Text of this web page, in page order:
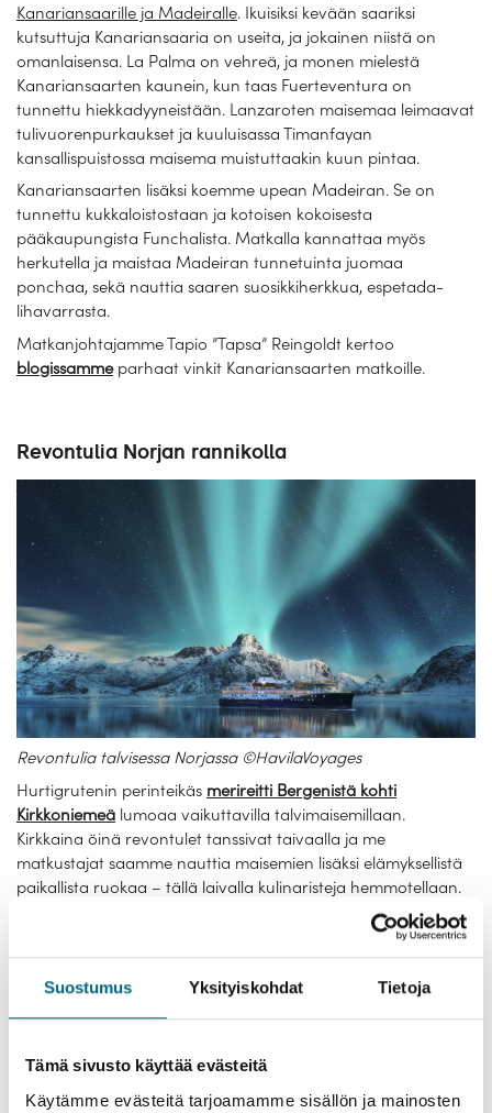
Suostumus Yksityiskohdat Tietoja
Tämä sivusto käyttää evästeitä
Käytämme evästeitä tarjoamamme sisällön ja mainosten
Kanariansaarille ja Madeiralle. Ikuisiksi kevään saariksi
kutsuttuja Kanariansaaria on useita, ja jokainen niistä on
omanlaisensa. La Palma on vehreä, ja monen mielestä
Kanariansaarten kaunein, kun taas Fuerteventura on
tunnettu hiekkadyyneistään. Lanzaroten maisemaa leimaavat
tulivuorenpurkaukset ja kuuluisassa Timanfayan
kansallispuistossa maisema muistuttaakin kuun pintaa.
Kanariansaarten lisäksi koemme upean Madeiran. Se on
tunnettu kukkaloistostaan ja kotoisen kokoisesta
pääkaupungista Funchalista. Matkalla kannattaa myös
herkutella ja maistaa Madeiran tunnetuinta juomaa
ponchaa, sekä nauttia saaren suosikkiherkkua, espetada-
lihavarrasta.
Matkanjohtajamme Tapio ”Tapsa” Reingoldt kertoo
blogissammeparhaat vinkit Kanariansaarten matkoille.
Revontulia Norjan rannikolla
Revontulia talvisessa Norjassa ©HavilaVoyages
Hurtigrutenin perinteikäs merireitti Bergenistä kohti
Kirkkoniemeä lumoaa vaikuttavilla talvimaisemillaan.
Kirkkaina öinä revontulet tanssivat taivaalla ja me
matkustajat saamme nauttia maisemien lisäksi elämyksellistä
paikallista ruokaa – tällä laivalla kulinaristeja hemmotellaan.
Reitin varrelle osuu lukuisia rannikkokaupunkeja ja
pikkupaikkakuntia, joten joka päivä voit halutessasi viettää
aikaa hetken myös maissa.
Norjan vuonoristeilyt risteillään Havila Voyages -varustamon
risteilylaivoilla, jotka on suunniteltu seilaamaan Hurtigrutenia.
ratkaisuja hyödyntäen; alukset ovat vähäpäästöisiä